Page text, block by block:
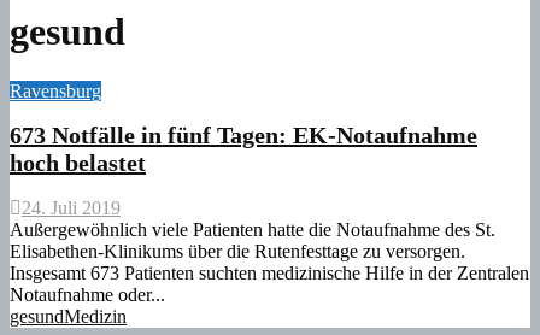
gesund
Ravensburg
673 Notfälle in fünf Tagen: EK-Notaufnahme
hoch belastet
24. Juli 2019
Außergewöhnlich viele Patienten hatte die Notaufnahme des St.
Elisabethen-Klinikums über die Rutenfesttage zu versorgen.
Insgesamt 673 Patienten suchten medizinische Hilfe in der Zentralen
Notaufnahme oder...
gesundMedizin